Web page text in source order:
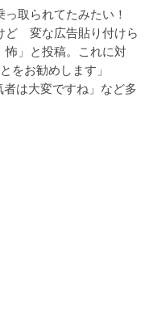
っ取られてたみたい！
ど 変な広告貼り付けら
」と投稿。これに対
をお勧めします」
者は大変ですね」など多